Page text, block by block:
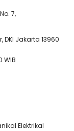
7,
DKI Jakarta 13960
WIB
Elektrikal